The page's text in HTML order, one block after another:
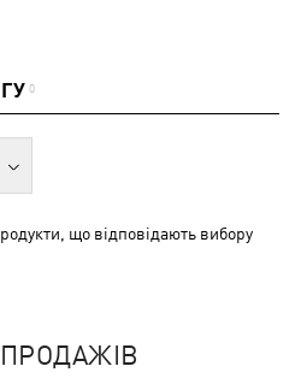
0
що відповідають вибору
ПРОДАЖІВ